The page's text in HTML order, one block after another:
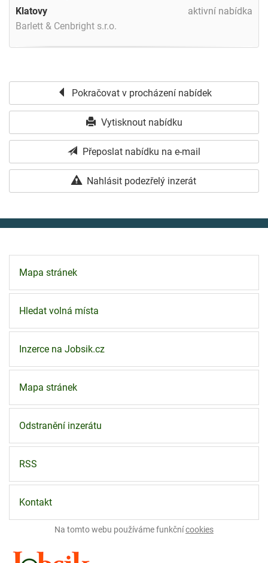
aktivní nabídka
Klatovy
Barlett & Cenbright s.r.o.
Pokračovat v procházení nabídek
Vytisknout nabídku
Přeposlat nabídku na e-mail
Nahlásit podezřelý inzerát
Mapa stránek
Hledat volná místa
Inzerce na Jobsik.cz
Mapa stránek
Odstranění inzerátu
RSS
Kontakt
Na tomto webu používáme funkčnícookies